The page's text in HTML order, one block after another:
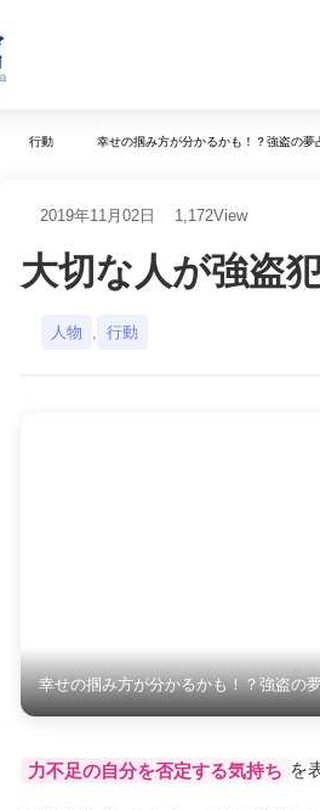
行動 幸せの掴み方が分かるかも！？強盗の夢
2019年11月02日 1,172View
大切な人が強盗
人物 , 行動
幸せの掴み方が分かるかも！？強盗の
力不足の自分を否定する気持ち を